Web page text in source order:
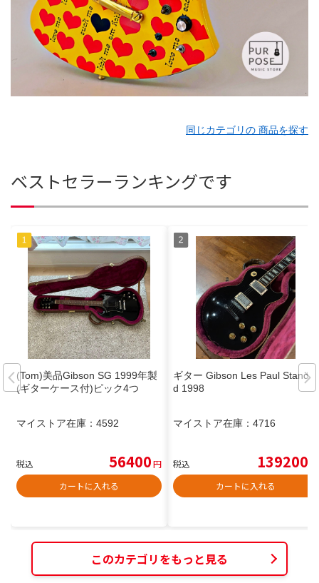
同じカテゴリの 商品を探す
ベストセラーランキングです
(Tom)美品Gibson SG 1999年製
(ギターケース付)ピック4つ
マイストア在庫： 4592
税込 56400円
カートに入れる
ギター Gibson Les Paul Standar
d 1998
マイストア在庫： 4716
税込 139200
カートに入れる
このカテゴリをもっと見る